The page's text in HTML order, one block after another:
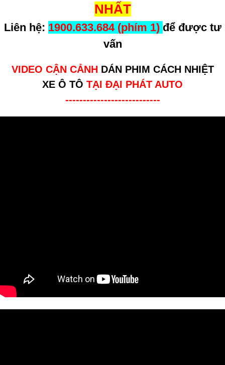
NHẤT
Liên hệ: 1900.633.684 (phím 1) để được tư
vấn
VIDEO CẬN CẢNH DÁN PHIM CÁCH NHIỆT
XE Ô TÔ TẠI ĐẠI PHÁT AUTO
---------------------------